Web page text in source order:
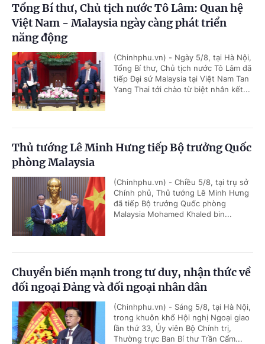
Tổng Bí thư, Chủ tịch nước Tô Lâm: Quan hệ
Việt Nam - Malaysia ngày càng phát triển
năng động
(Chinhphu.vn) - Ngày 5/8, tại Hà Nội,
Tổng Bí thư, Chủ tịch nước Tô Lâm đã
tiếp Đại sứ Malaysia tại Việt Nam Tan
Yang Thai tới chào từ biệt nhân kết...
Thủ tướng Lê Minh Hưng tiếp Bộ trưởng Quốc
phòng Malaysia
(Chinhphu.vn) - Chiều 5/8, tại trụ sở
Chính phủ, Thủ tướng Lê Minh Hưng
đã tiếp Bộ trưởng Quốc phòng
Malaysia Mohamed Khaled bin...
Chuyển biến mạnh trong tư duy, nhận thức về
đối ngoại Đảng và đối ngoại nhân dân
(Chinhphu.vn) - Sáng 5/8, tại Hà Nội,
trong khuôn khổ Hội nghị Ngoại giao
lần thứ 33, Ủy viên Bộ Chính trị,
Thường trực Ban Bí thư Trần Cẩm...